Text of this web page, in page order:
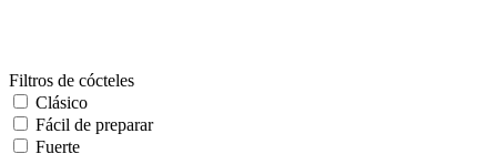
Filtros de cócteles
Clásico
Fácil de preparar
Fuerte